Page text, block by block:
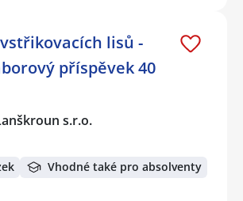
lisů -
příspěvek 40
s.r.o.
Vhodné také pro absolventy